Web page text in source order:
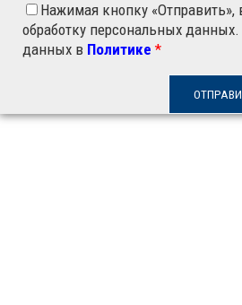
Нажимая кнопку «Отправить»,
обработку персональных
данных в Политике *